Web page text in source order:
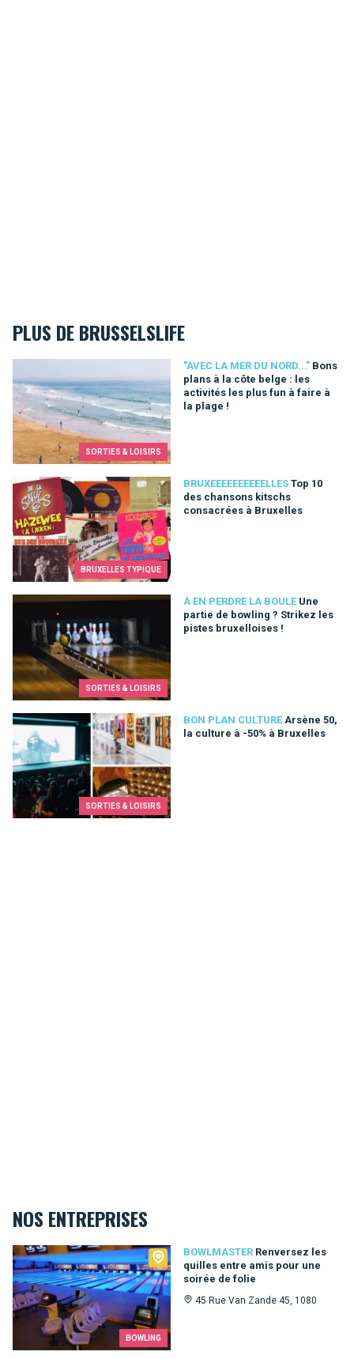
PLUS DE BRUSSELSLIFE
SORTIES & LOISIRS
"AVEC LA MER DU NORD..." Bons
plans à la côte belge : les
activités les plus fun à faire à
la plage !
Bons plans à la côte belge : les activités les plus fun à faire
BRUXELLES TYPIQUE
BRUXEEEEEEEEEELLES Top 10
des chansons kitschs
consacrées à Bruxelles
Top 10 des chansons kitschs consacrées à Bruxelles
SORTIES & LOISIRS
À EN PERDRE LA BOULE Une
partie de bowling ? Strikez les
pistes bruxelloises !
Une partie de bowling ? Strikez les pistes bruxelloises !
SORTIES & LOISIRS
BON PLAN CULTURE Arsène 50,
la culture à -50% à Bruxelles
Arsène 50, la culture à -50% à Bruxelles
NOS ENTREPRISES
BOWLING
BOWLMASTER Renversez les
quilles entre amis pour une
soirée de folie
45 Rue Van Zande 45, 1080
Bowlmaster